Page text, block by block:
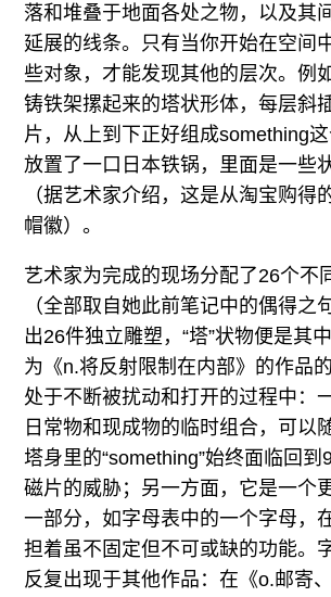
落和堆叠于地面各处之物，以及其
延展的线条。只有当你开始在空间
些对象，才能发现其他的层次。例
铸铁架摞起来的塔状形体，每层斜
片，从上到下正好组成something这
放置了一口日本铁锅，里面是一些
（据艺术家介绍，这是从淘宝购得
帽徽）。
艺术家为完成的现场分配了26个不
（全部取自她此前笔记中的偶得之
出26件独立雕塑，“塔”状物便是其
为《n.将反射限制在内部》的作品
处于不断被扰动和打开的过程中：
日常物和现成物的临时组合，可以
塔身里的“something”始终面临回
磁片的威胁；另一方面，它是一个
一部分，如字母表中的一个字母，
担着虽不固定但不可或缺的功能。
反复出现于其他作品：在《o.邮寄